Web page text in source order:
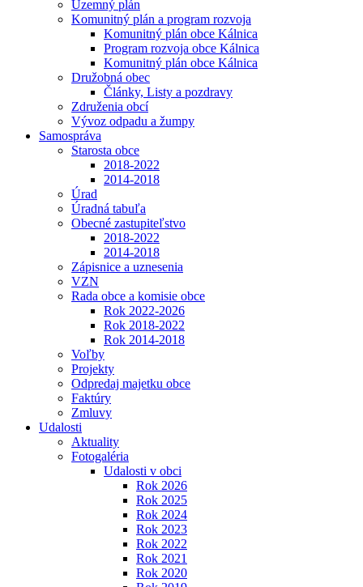
Územný plán
Komunitný plán a program rozvoja
Komunitný plán obce Kálnica
Program rozvoja obce Kálnica
Komunitný plán obce Kálnica
Družobná obec
Články, Listy a pozdravy
Združenia obcí
Vývoz odpadu a žumpy
Samospráva
Starosta obce
2018-2022
2014-2018
Úrad
Úradná tabuľa
Obecné zastupiteľstvo
2018-2022
2014-2018
Zápisnice a uznesenia
VZN
Rada obce a komisie obce
Rok 2022-2026
Rok 2018-2022
Rok 2014-2018
Voľby
Projekty
Odpredaj majetku obce
Faktúry
Zmluvy
Udalosti
Aktuality
Fotogaléria
Udalosti v obci
Rok 2026
Rok 2025
Rok 2024
Rok 2023
Rok 2022
Rok 2021
Rok 2020